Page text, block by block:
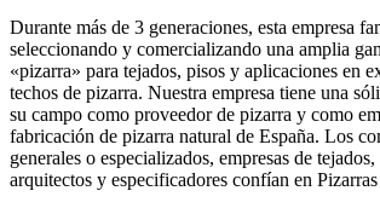
Durante más de 3 generaciones, esta empresa
seleccionando y comercializando una amplia
«pizarra» para tejados, pisos y aplicaciones en
techos de pizarra. Nuestra empresa tiene una
su campo como proveedor de pizarra y como
fabricación de pizarra natural de España. Los
generales o especializados, empresas de
arquitectos y especificadores confían en